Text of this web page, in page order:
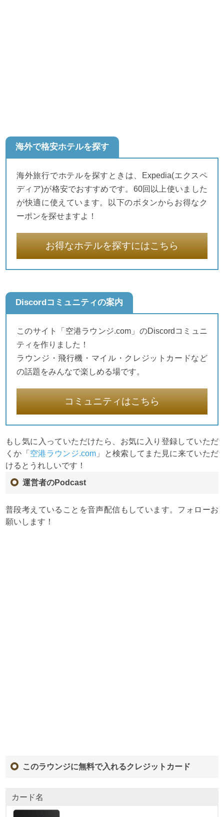
海外で格安ホテルを探す
海外旅行でホテルを探すときは、Expedia(エクスペ
ディア)が格安でおすすめです。60回以上使いました
が快適に使えています。以下のボタンからお得なク
ーポンを探せますよ！
お得なホテルを探すにはこちら
Discordコミュニティの案内
このサイト「空港ラウンジ.com」のDiscordコミュニ
ティを作りました！
ラウンジ・飛行機・マイル・クレジットカードなど
の話題をみんなで楽しめる場です。
コミュニティはこちら
もし気に入っていただけたら、お気に入り登録していただ
くか「 空港ラウンジ.com 」と検索してまた見に来ていただ
けるとうれしいです！
運営者のPodcast
普段考えていることを音声配信もしています。フォローお
願いします！
このラウンジに無料で入れるクレジットカード
カード名